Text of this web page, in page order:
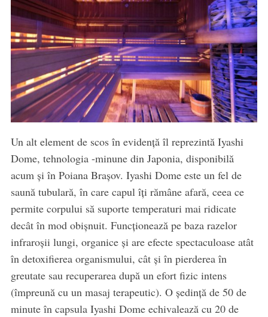
Un alt element de scos în evidență îl reprezintă Iyashi
Dome, tehnologia -minune din Japonia, disponibilă
acum și în Poiana Brașov. Iyashi Dome este un fel de
saună tubulară, în care capul îți rămâne afară, ceea ce
permite corpului să suporte temperaturi mai ridicate
decât în mod obișnuit. Funcționează pe baza razelor
infraroșii lungi, organice și are efecte spectaculoase atât
în detoxifierea organismului, cât și în pierderea în
greutate sau recuperarea după un efort fizic intens
(împreună cu un masaj terapeutic). O ședință de 50 de
minute în capsula Iyashi Dome echivalează cu 20 de